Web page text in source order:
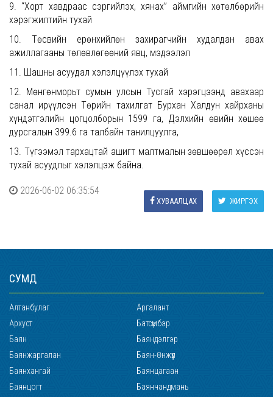
9. “Хорт хавдраас сэргийлэх, хянах” аймгийн хөтөлбөрийн
хэрэгжилтийн тухай
10. Төсвийн ерөнхийлөн захирагчийн худалдан авах
ажиллагааны төлөвлөгөөний явц, мэдээлэл
11. Шашны асуудал хэлэлцүүлэх тухай
12. Мөнгөнморьт сумын улсын Тусгай хэрэгцээнд авахаар
санал ирүүлсэн Төрийн тахилгат Бурхан Халдун хайрханы
хүндэтгэлийн цогцолборын 1599 га, Дэлхийн өвийн хөшөө
дурсгалын 399.6 га талбайн танилцуулга,
13. Түгээмэл тархацтай ашигт малтмалын зөвшөөрөл хүссэн
тухай асуудлыг хэлэлцэж байна.
2026-06-02 06:35:54
ЖИРГЭХ
ХУВААЛЦАХ
СУМД
Алтанбулаг
Аргалант
Архуст
Батсүмбэр
Баян
Баяндэлгэр
Баянжаргалан
Баян-Өнжүүл
Баянхангай
Баянцагаан
Баянцогт
Баянчандмань